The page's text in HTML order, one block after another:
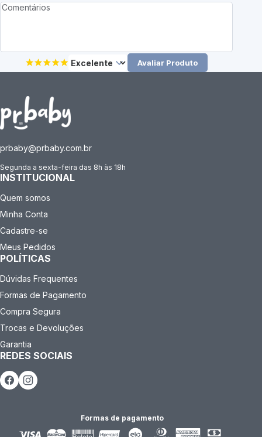
Avaliar Produto
prbaby@prbaby.com.br
Segunda a sexta-feira das 8h às 18h
INSTITUCIONAL
Quem somos
Minha Conta
Cadastre-se
Meus Pedidos
POLÍTICAS
Dúvidas Frequentes
Formas de Pagamento
Compra Segura
Trocas e Devoluções
Garantia
REDES SOCIAIS
Formas de pagamento